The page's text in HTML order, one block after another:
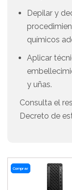
Depilar y
químicos
Aplicar
y uñas.
Consulta el
Decreto de
Comprar